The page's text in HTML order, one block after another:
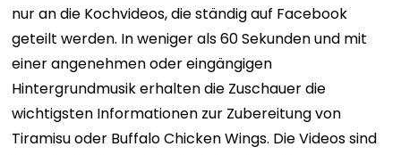
nur an die Kochvideos, die ständig auf Facebook
geteilt werden. In weniger als 60 Sekunden und mit
einer angenehmen oder eingängigen
Hintergrundmusik erhalten die Zuschauer die
wichtigsten Informationen zur Zubereitung von
Tiramisu oder Buffalo Chicken Wings. Die Videos sind